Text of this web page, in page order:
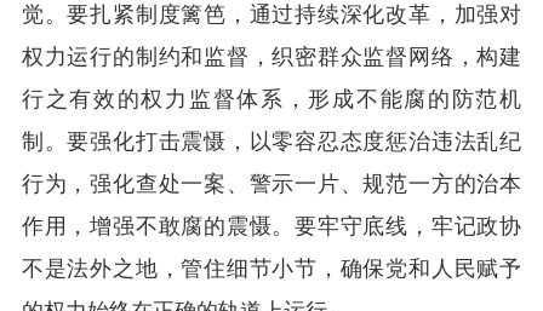
觉。要扎紧制度篱笆，通过持续深化改革，加强对
权力运行的制约和监督，织密群众监督网络，构建
行之有效的权力监督体系，形成不能腐的防范机
制。要强化打击震慑，以零容忍态度惩治违法乱纪
行为，强化查处一案、警示一片、规范一方的治本
作用，增强不敢腐的震慑。要牢守底线，牢记政协
不是法外之地，管住细节小节，确保党和人民赋予